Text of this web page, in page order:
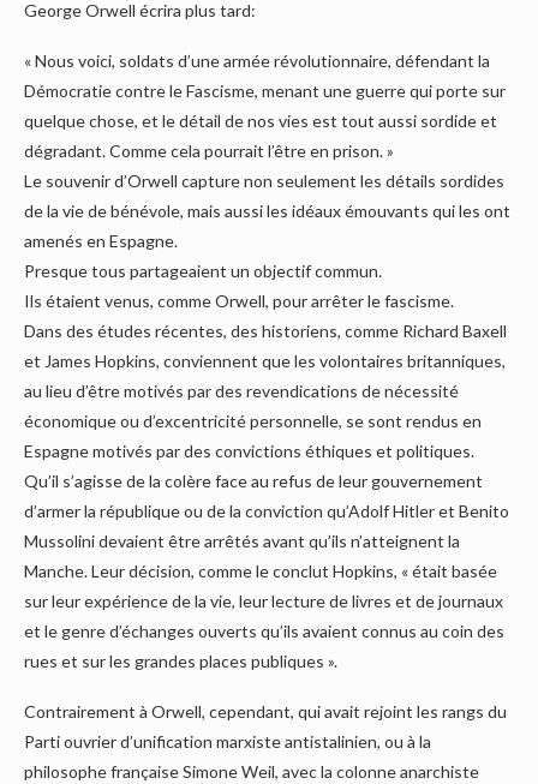
George Orwell écrira plus tard:
« Nous voici, soldats d’une armée révolutionnaire, défendant la
Démocratie contre le Fascisme, menant une guerre qui porte sur
quelque chose, et le détail de nos vies est tout aussi sordide et
dégradant. Comme cela pourrait l’être en prison. »
Le souvenir d’Orwell capture non seulement les détails sordides
de la vie de bénévole, mais aussi les idéaux émouvants qui les ont
amenés en Espagne.
Presque tous partageaient un objectif commun.
Ils étaient venus, comme Orwell, pour arrêter le fascisme.
Dans des études récentes, des historiens, comme Richard Baxell
et James Hopkins, conviennent que les volontaires britanniques,
au lieu d’être motivés par des revendications de nécessité
économique ou d’excentricité personnelle, se sont rendus en
Espagne motivés par des convictions éthiques et politiques.
Qu’il s’agisse de la colère face au refus de leur gouvernement
d’armer la république ou de la conviction qu’Adolf Hitler et Benito
Mussolini devaient être arrêtés avant qu’ils n’atteignent la
Manche. Leur décision, comme le conclut Hopkins, « était basée
sur leur expérience de la vie, leur lecture de livres et de journaux
et le genre d’échanges ouverts qu’ils avaient connus au coin des
rues et sur les grandes places publiques ».
Contrairement à Orwell, cependant, qui avait rejoint les rangs du
Parti ouvrier d’unification marxiste antistalinien, ou à la
philosophe française Simone Weil, avec la colonne anarchiste